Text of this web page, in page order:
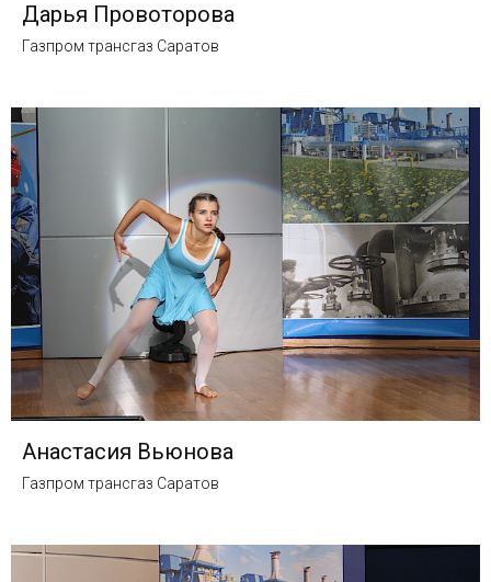
Дарья Провоторова
Газпром трансгаз Саратов
Анастасия Вьюнова
Газпром трансгаз Саратов